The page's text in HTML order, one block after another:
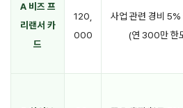
A 비즈 프
리랜서 카
드
120,
000
사업 관련 경비 5%
(연 300만 한